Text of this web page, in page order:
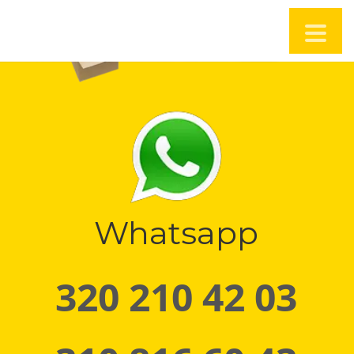
Whatsapp
320 210 42 03